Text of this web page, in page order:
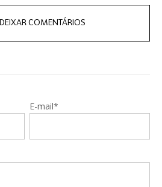
DEIXAR COMENTÁRIOS
E-mail*